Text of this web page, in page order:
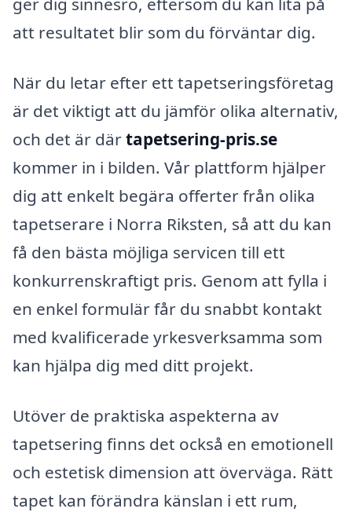
att resultatet blir som du förväntar dig.
När du letar efter ett tapetseringsföretag
är det viktigt att du jämför olika alternativ,
och det är därtapetsering-pris.se
kommer in i bilden. Vår plattform hjälper
dig att enkelt begära offerter från olika
tapetserare i Norra Riksten, så att du kan
få den bästa möjliga servicen till ett
konkurrenskraftigt pris. Genom att fylla i
en enkel formulär får du snabbt kontakt
med kvalificerade yrkesverksamma som
kan hjälpa dig med ditt projekt.
Utöver de praktiska aspekterna av
tapetsering finns det också en emotionell
och estetisk dimension att överväga. Rätt
tapet kan förändra känslan i ett rum,